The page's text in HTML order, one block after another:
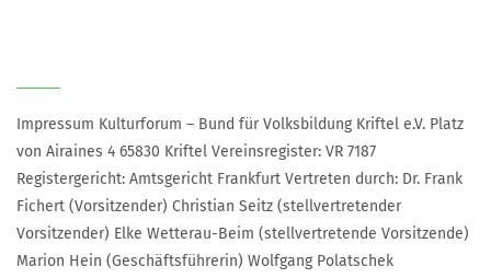
Impressum Kulturforum – Bund für Volksbildung Kriftel e.V. Platz
von Airaines 4 65830 Kriftel Vereinsregister: VR 7187
Registergericht: Amtsgericht Frankfurt Vertreten durch: Dr. Frank
Fichert (Vorsitzender) Christian Seitz (stellvertretender
Vorsitzender) Elke Wetterau-Beim (stellvertretende Vorsitzende)
Marion Hein (Geschäftsführerin) Wolfgang Polatschek